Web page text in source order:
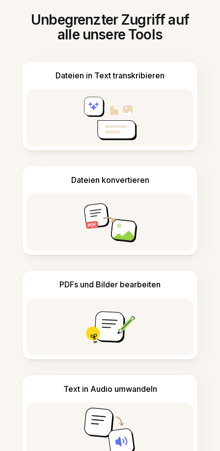
Unbegrenzter Zugriff auf
alle unsere Tools
Dateien in Text transkribieren
Dateien konvertieren
PDFs und Bilder bearbeiten
Text in Audio umwandeln